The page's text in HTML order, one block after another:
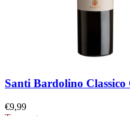
Santi Bardolino Classico
€9,99